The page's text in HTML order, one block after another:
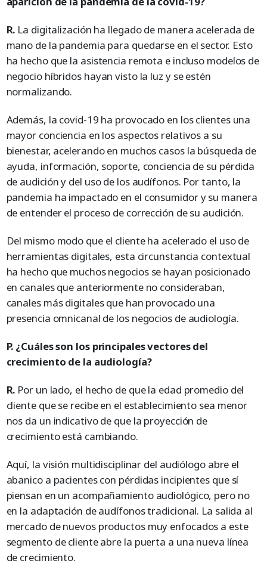
R. La digitalización ha llegado de manera acelerada de
mano de la pandemia para quedarse en el sector. Esto
ha hecho que la asistencia remota e incluso modelos de
negocio híbridos hayan visto la luz y se estén
normalizando.
Además, la covid-19 ha provocado en los clientes una
mayor conciencia en los aspectos relativos a su
bienestar, acelerando en muchos casos la búsqueda de
ayuda, información, soporte, conciencia de su pérdida
de audición y del uso de los audífonos. Por tanto, la
pandemia ha impactado en el consumidor y su manera
de entender el proceso de corrección de su audición.
Del mismo modo que el cliente ha acelerado el uso de
herramientas digitales, esta circunstancia contextual
ha hecho que muchos negocios se hayan posicionado
en canales que anteriormente no consideraban,
canales más digitales que han provocado una
presencia omnicanal de los negocios de audiología.
P. ¿Cuáles son los principales vectores del
crecimiento de la audiología?
R. Por un lado, el hecho de que la edad promedio del
cliente que se recibe en el establecimiento sea menor
nos da un indicativo de que la proyección de
crecimiento está cambiando.
Aquí, la visión multidisciplinar del audiólogo abre el
abanico a pacientes con pérdidas incipientes que sí
piensan en un acompañamiento audiológico, pero no
en la adaptación de audífonos tradicional. La salida al
mercado de nuevos productos muy enfocados a este
segmento de cliente abre la puerta a una nueva línea
de crecimiento.